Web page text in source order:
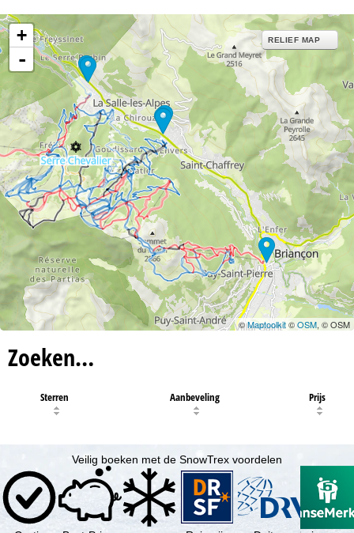
+
-
RELIEF MAP
©Maptoolkit©OSM, © OSM
Zoeken…
Sterren Aanbeveling Prijs
Veilig boeken met de SnowTrex voordelen